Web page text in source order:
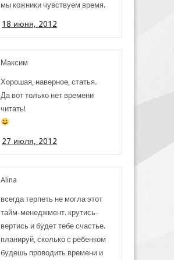
мы кожники чувствуем время.
18 июня, 2012
Максим
Хорошая, наверное, статья.
Да вот только нет времени
читать!
27 июля, 2012
Alina
всегда терпеть не могла этот
тайм-менеджмент. крутись-
вертись и будет тебе счастье.
планируй, сколько с ребенком
будешь проводить времени и